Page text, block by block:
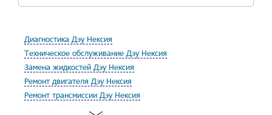
Диагностика Дэу Нексия
Техническое обслуживание Дэу Нексия
Замена жидкостей Дэу Нексия
Ремонт двигателя Дэу Нексия
Ремонт трансмиссии Дэу Нексия